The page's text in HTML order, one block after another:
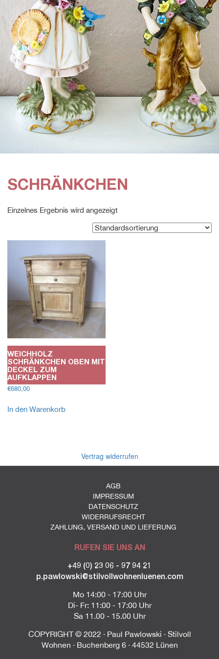
SCHRÄNKCHEN
Einzelnes Ergebnis wird angezeigt
WEICHHOLZ
SCHRÄNKCHEN OBEN MIT
DECKEL ZUM
AUFKLAPPEN
€680,00
In den Warenkorb
Vertrag widerrufen
AGB
IMPRESSUM
DATENSCHUTZ
WIDERRUFSRECHT
ZAHLUNG, VERSAND UND LIEFERUNG
RUFEN SIE UNS AN
+49 (0) 23 06 - 97 94 21
p.pawlowski@stilvollwohnenluenen.com
Mo 14:00 - 17:00 Uhr
Di- Fr: 11:00 - 17:00 Uhr
Sa 11.00 - 15.00 Uhr
COPYRIGHT © 2022 · Paul Pawlowski · Stilvoll
Wohnen · Buchenberg 6 · 44532 Lünen